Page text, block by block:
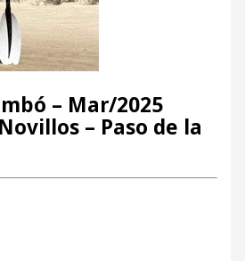
– Mar/2025
– Paso de la